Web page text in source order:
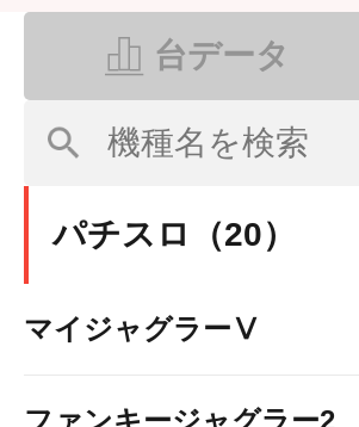
台データ
パチスロ（20）
マイジャグラーⅤ
ファンキージャグラー2